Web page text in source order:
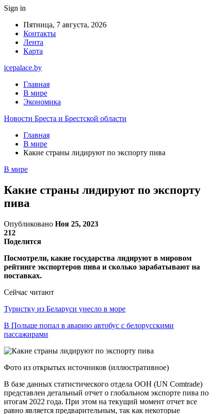
Sign in
Пятница, 7 августа, 2026
Контакты
Лента
Карта
icepalace.by
Главная
В мире
Экономика
Новости Бреста и Брестской области
Главная
В мире
Какие страны лидируют по экспорту пива
В мире
Какие страны лидируют по экспорту
пива
Опубликовано Ноя 25, 2023
212
Поделится
Посмотрели, какие государства лидируют в мировом
рейтинге экспортеров пива и сколько зарабатывают на
поставках.
Сейчас читают
Туристку из Беларуси унесло в море
В Польше попал в аварию автобус с белорусскими
пассажирами
Фото из открытых источников (иллюстративное)
В базе данных статистического отдела ООН (UN Comtrade)
представлен детальный отчет о глобальном экспорте пива по
итогам 2022 года. При этом на текущий момент отчет все
равно является предварительным, так как некоторые